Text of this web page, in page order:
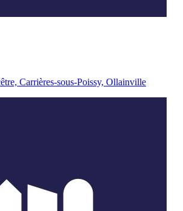
Carrières-sous-Poissy, Ollainville